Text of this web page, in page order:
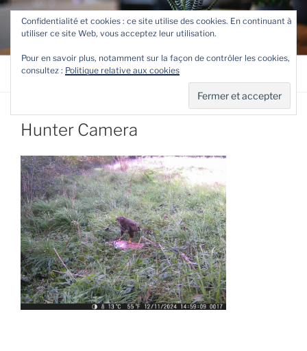
Aller
contenu
principal
TETEVE.FR
Le site de Teteve
Menu
Hunter Camera
Confidentialité et cookies : ce site utilise des cookies. En continuant à
utiliser ce site Web, vous acceptez leur utilisation.
Pour en savoir plus, notamment sur la façon de contrôler les cookies,
consultez : Politique relative aux cookies